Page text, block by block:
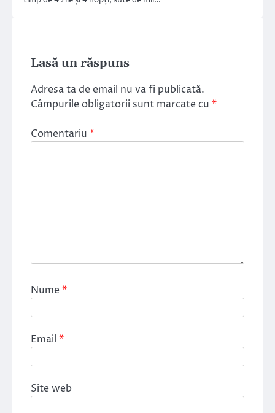
Lasă un răspuns
Adresa ta de email nu va fi publicată.
Câmpurile obligatorii sunt marcate cu *
Comentariu *
Nume*
Email *
Site web